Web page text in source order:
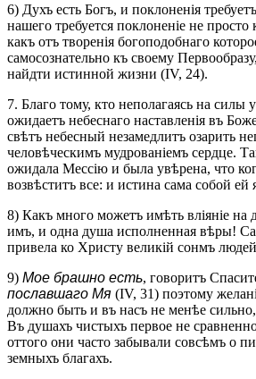
6) Духъ есть Богъ, и поклоненія
нашего требуется поклоненіе не просто
какъ отъ творенія богоподобнаго
самосознательно къ своему
найдти истинной жизни (IV, 24).
7. Благо тому, кто неполагаясь на силы
ожидаетъ небеснаго наставленія въ
свѣтъ небесный незамедлитъ озарить
человѣческимъ мудрованіемъ сердце.
ожидала Мессію и была увѣрена, что
возвѣститъ все: и истина сама собой ей
8) Какъ много можетъ имѣть вліяніе на
имъ, и одна душа исполненная вѣры!
привела ко Христу великій сонмъ
9) Мое брашно есть, говоритъ
пославшаго Мя (IV, 31) поэтому
должно быть и въ насъ не менѣе
Въ душахъ чистыхъ первое не
оттого они часто забывали совсѣмъ о
земныхъ благахъ.